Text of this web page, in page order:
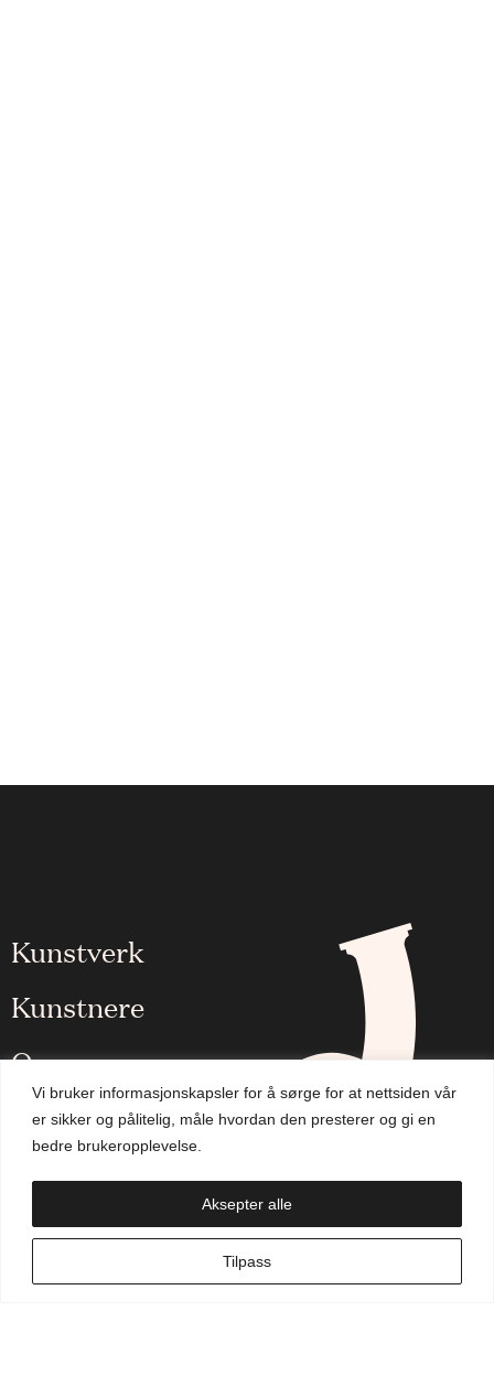
Vi bruker informasjonskapsler for å sørge for at nettsiden vår
er sikker og pålitelig, måle hvordan den presterer og gi en
bedre brukeropplevelse.
Tilpass
Aksepter alle
Kunstverk
Kunstnere
Om oss
Aktuelt
Handlekurv
NO